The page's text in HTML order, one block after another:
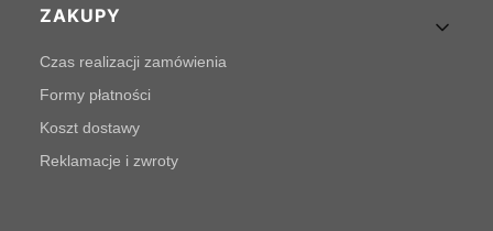
Linki w stopce
ZAKUPY
Czas realizacji zamówienia
Formy płatności
Koszt dostawy
Reklamacje i zwroty